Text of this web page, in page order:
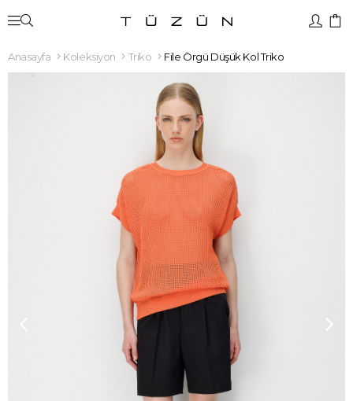
Anasayfa Koleksiyon Triko File Örgü Düşük Kol Triko